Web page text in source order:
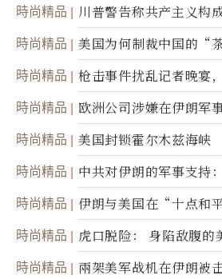
時尚精品 川普警告称共产主义构
時尚精品 美国为何制裁中国的“
時尚精品
枪击事件扰乱记者晚宴
职责
時尚精品
欧洲公司涉嫌在伊朗军
美军基地的卫星图像
時尚精品 美国封锁霍尔木兹海峡
時尚精品
中共对伊朗的军事支持
接技术转让
時尚精品 伊朗与美国在“十点和
時尚精品 虎口脱险： 身陷敌腹的
時尚精品
兩架美军战机在伊朗被